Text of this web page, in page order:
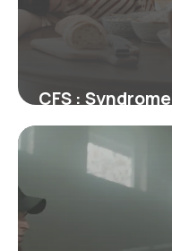
CFS :
Guide
29 juin 2026